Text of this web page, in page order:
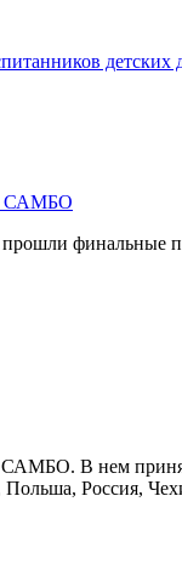
детских
САМБО
финальные
В нем
Польша, Россия,